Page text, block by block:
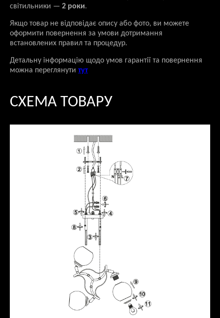
світильники — 2 роки.
Якщо товар не відповідає опису або фото, ви можете
оформити повернення за умови дотримання
встановлених правил та процедур.
Детальну інформацію щодо умов гарантії та повернення
можна переглянути тут
СХЕМА ТОВАРУ